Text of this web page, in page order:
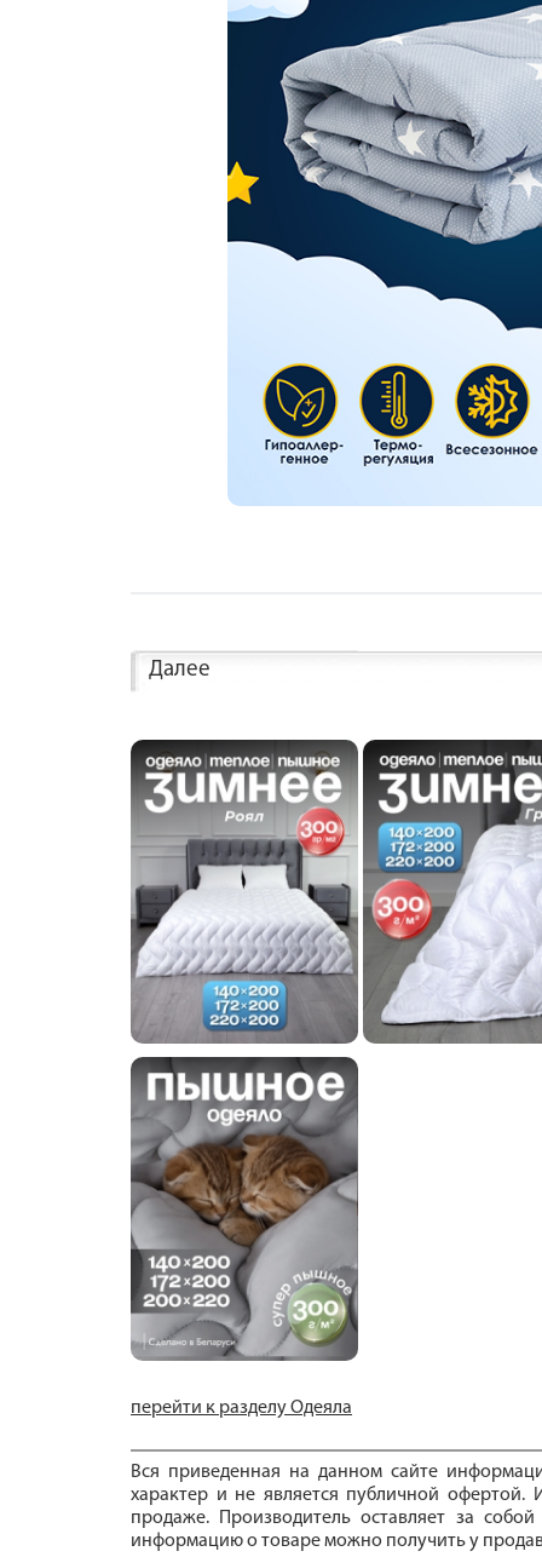
Далее
перейти к разделу Одеяла
Вся приведенная на данном сайте
характер и не является публичной офертой.
продаже. Производитель оставляет за
информацию о товаре можно получить у